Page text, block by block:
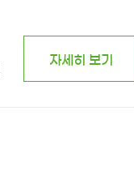
자세히 보기